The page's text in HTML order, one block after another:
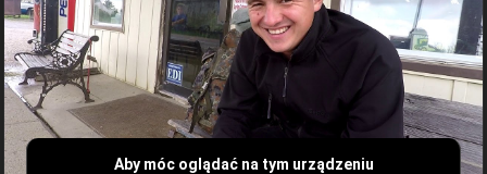
Aby móc oglądać na tym urządzeniu